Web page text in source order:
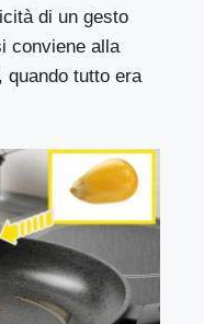
di un gesto
conviene alla
quando tutto era